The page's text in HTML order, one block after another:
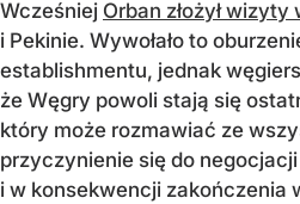
Wcześniej Orban złożył wizyty
i Pekinie. Wywołało to
establishmentu, jednak
że Węgry powoli stają się
który może rozmawiać ze
przyczynienie się do
i w konsekwencji zakończenia